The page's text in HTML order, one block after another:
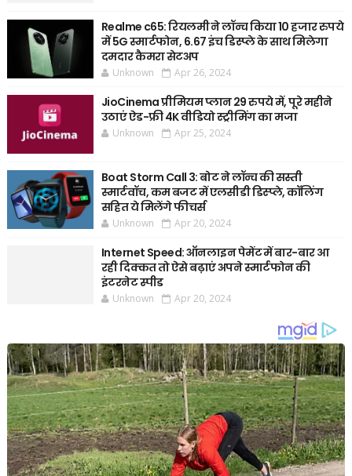
Realme c65: रियलमी ने लॉन्च किया 10 हजार रुपये
में 5G स्मार्टफोन, 6.67 इंच डिस्प्ले के साथ मिलेगा
दमदार कैमरा सेटअप
Unknown Apr 26, 2024
JioCinema प्रीमियम प्लान 29 रुपये में, पूरे महीने
उठाएं ऐड-फ्री 4K वीडियो स्ट्रीमिंग का मजा
Unknown Apr 25, 2024
Boat Storm Call 3: बोट ने लॉन्च की सस्ती
स्मार्टवॉच, कम बजट में एलसीडी डिस्प्ले, कॉलिंग
सहित ये मिलेंगे फीचर्स
Unknown Apr 20, 2024
Internet Speed: ऑनलाइन पेमेंट में बार-बार आ
रही दिक्कत तो ऐसे बढ़ाएं अपने स्मार्टफोन की
इंटरनेट स्पीड
Unknown Apr 20, 2024